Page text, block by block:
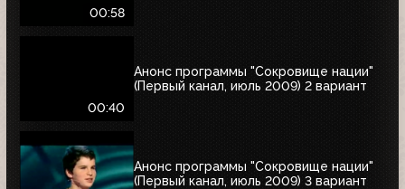
00:58
00:40
Анонс программы "Сокровище нации"
(Первый канал, июль 2009) 2 вариант
Анонс программы "Сокровище нации"
(Первый канал, июль 2009) 3 вариант